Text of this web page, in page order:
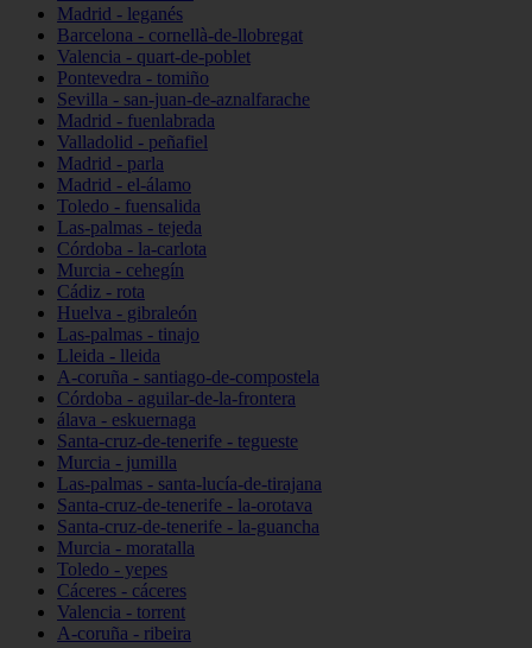
Madrid - leganés
Barcelona - cornellà-de-llobregat
Valencia - quart-de-poblet
Pontevedra - tomiño
Sevilla - san-juan-de-aznalfarache
Madrid - fuenlabrada
Valladolid - peñafiel
Madrid - parla
Madrid - el-álamo
Toledo - fuensalida
Las-palmas - tejeda
Córdoba - la-carlota
Murcia - cehegín
Cádiz - rota
Huelva - gibraleón
Las-palmas - tinajo
Lleida - lleida
A-coruña - santiago-de-compostela
Córdoba - aguilar-de-la-frontera
álava - eskuernaga
Santa-cruz-de-tenerife - tegueste
Murcia - jumilla
Las-palmas - santa-lucía-de-tirajana
Santa-cruz-de-tenerife - la-orotava
Santa-cruz-de-tenerife - la-guancha
Murcia - moratalla
Toledo - yepes
Cáceres - cáceres
Valencia - torrent
A-coruña - ribeira